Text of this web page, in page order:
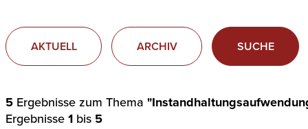
AKTUELL ARCHIV SUCHE
5 Ergebnisse zum Thema
Ergebnisse1 bis 5